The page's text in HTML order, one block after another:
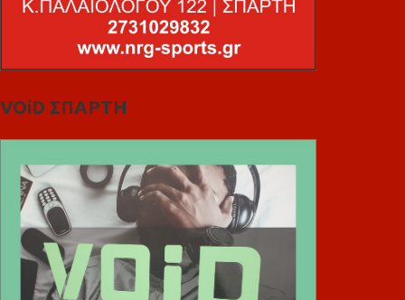
VOiD ΣΠΑΡΤΗ